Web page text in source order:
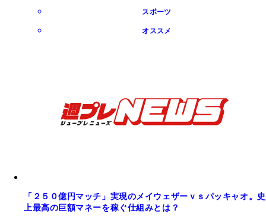
スポーツ
オススメ
「２５０億円マッチ」実現のメイウェザーｖｓパッキャオ。史
上最高の巨額マネーを稼ぐ仕組みとは？